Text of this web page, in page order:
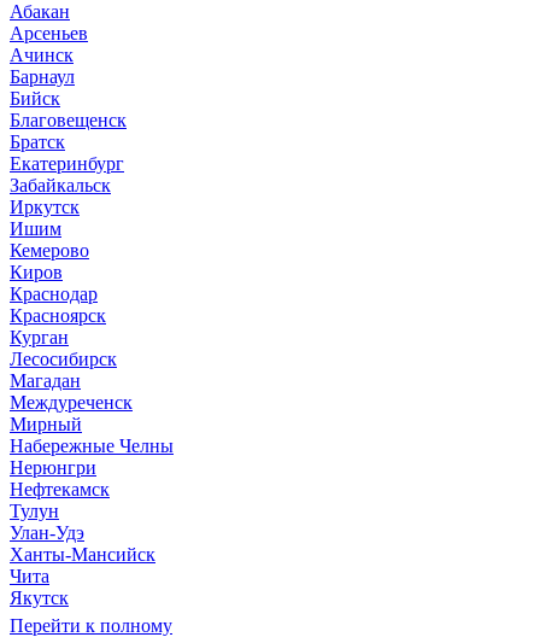
Абакан
Арсеньев
Ачинск
Барнаул
Бийск
Благовещенск
Братск
Екатеринбург
Забайкальск
Иркутск
Ишим
Кемерово
Киров
Краснодар
Красноярск
Курган
Лесосибирск
Магадан
Междуреченск
Мирный
Набережные Челны
Нерюнгри
Нефтекамск
Тулун
Улан-Удэ
Ханты-Мансийск
Чита
Якутск
Перейти к полному